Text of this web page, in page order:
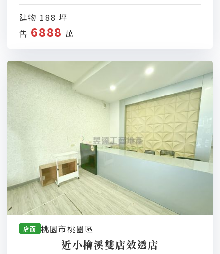
建物 188 坪
售 6888 萬
店面 桃園市桃園區
近小檜溪雙店效透店